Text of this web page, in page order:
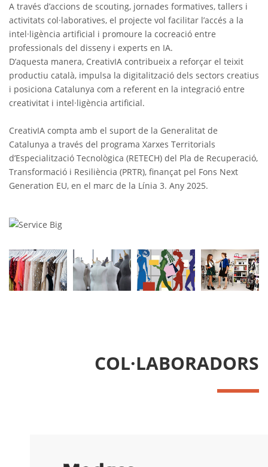
A través d’accions de scouting, jornades formatives, tallers i
activitats col·laboratives, el projecte vol facilitar l’accés a la
intel·ligència artificial i promoure la cocreació entre
professionals del disseny i experts en IA.
D’aquesta manera, CreativIA contribueix a reforçar el teixit
productiu català, impulsa la digitalització dels sectors creatius
i posiciona Catalunya com a referent en la integració entre
creativitat i intel·ligència artificial.
CreativIA compta amb el suport de la Generalitat de
Catalunya a través del programa Xarxes Territorials
d’Especialització Tecnològica (RETECH) del Pla de Recuperació,
Transformació i Resiliència (PRTR), finançat pel Fons Next
Generation EU, en el marc de la Línia 3. Any 2025.
COL·LABORADORS